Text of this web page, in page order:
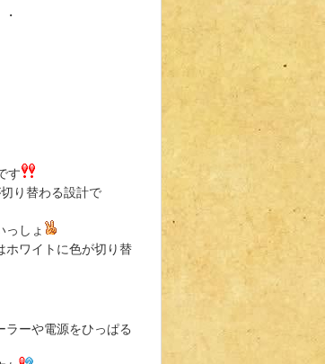
す
り替わる設計で
っしょ
ホワイトに色が切り替
ーや電源をひっぱる